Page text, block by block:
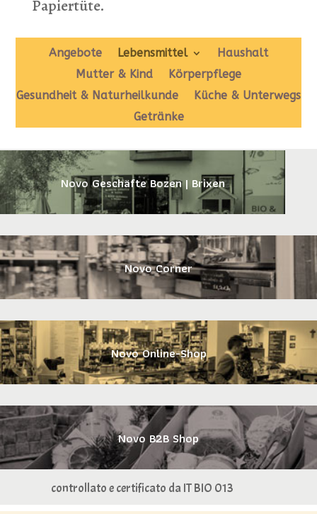
Papiertüte.
Angebote Lebensmittel
Haushalt
Mutter & Kind
Körperpflege
Gesundheit & Naturheilkunde
Küche & Unterwegs
Getränke
Novo Geschäfte Bozen | Brixen
Novo Corner
Novo Online-Shop
Novo B2B Shop
controllato e certificato da IT BIO 013